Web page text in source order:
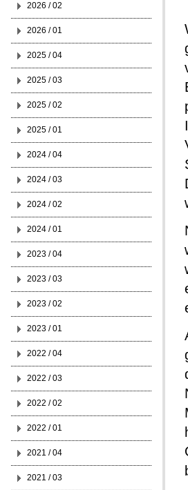
2026 / 02
2026 / 01
2025 / 04
2025 / 03
2025 / 02
2025 / 01
2024 / 04
2024 / 03
2024 / 02
2024 / 01
2023 / 04
2023 / 03
2023 / 02
2023 / 01
2022 / 04
2022 / 03
2022 / 02
2022 / 01
2021 / 04
2021 / 03